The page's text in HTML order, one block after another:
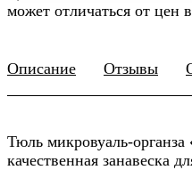
может отличаться от цен
Описание Отзывы
Тюль микровуаль-
качественная занавеска